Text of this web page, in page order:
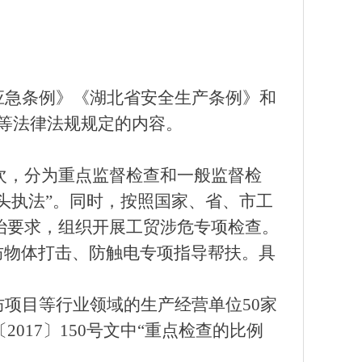
条例》《湖北省安全生产条例》和
法律法规规定的内容。
分为重点监督检查和一般监督检
执法”。同时，按照国家、省、市工
求，组织开展工贸涉危专项检查。
体打击、防触电专项指导帮扶。具
目等行业领域的生产经营单位50家
〕150号文中“重点检查的比例